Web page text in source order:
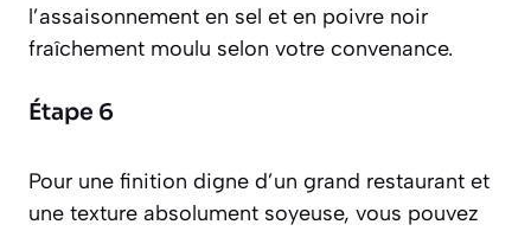
l’assaisonnement en sel et en poivre noir
fraîchement moulu selon votre convenance.
Étape 6
Pour une finition digne d’un grand restaurant et
une texture absolument soyeuse, vous pouvez